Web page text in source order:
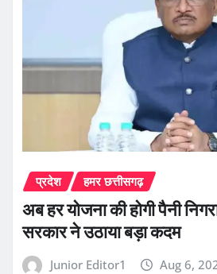
प्रदेश हमर छत्तीसगढ़
अब हर योजना की होगी पैनी
सरकार ने उठाया बड़ा कदम
Junior Editor1 Aug 6,